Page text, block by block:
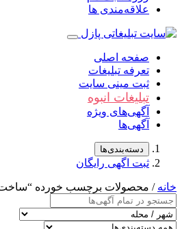
علاقه‌مندی ها
صفحه اصلی
تعرفه تبلیغات
ثبت مینی سایت
تبلیغات انبوه
آگهی‌های ویژه
آگهی‌ها
دسته‌بندی‌ها
ثبت اگهی رایگان
خانه / محصولات برچسب خورده “ساخت